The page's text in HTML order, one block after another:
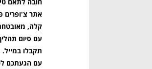
חובה לתאם
אתר צ'ופרים
קלה,
תקבלו במייל.